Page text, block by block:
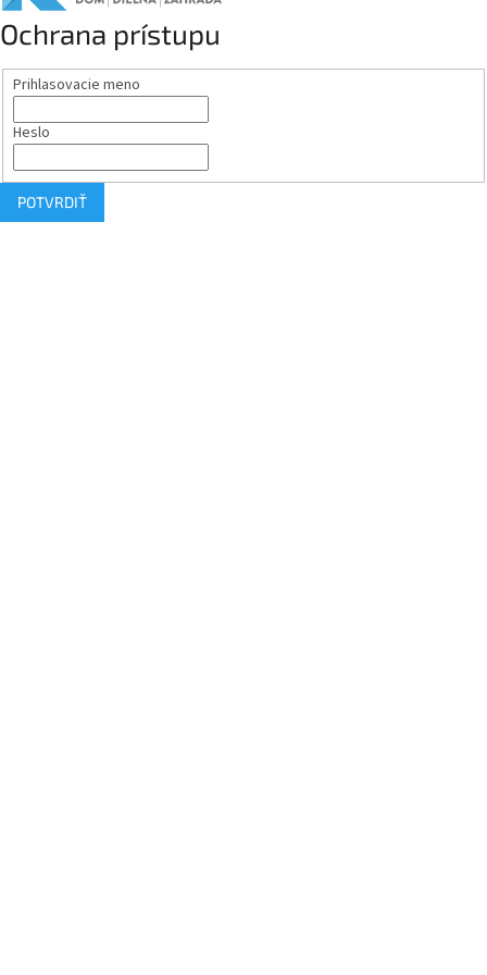
Ochrana prístupu
Prihlasovacie meno
Heslo
POTVRDIŤ